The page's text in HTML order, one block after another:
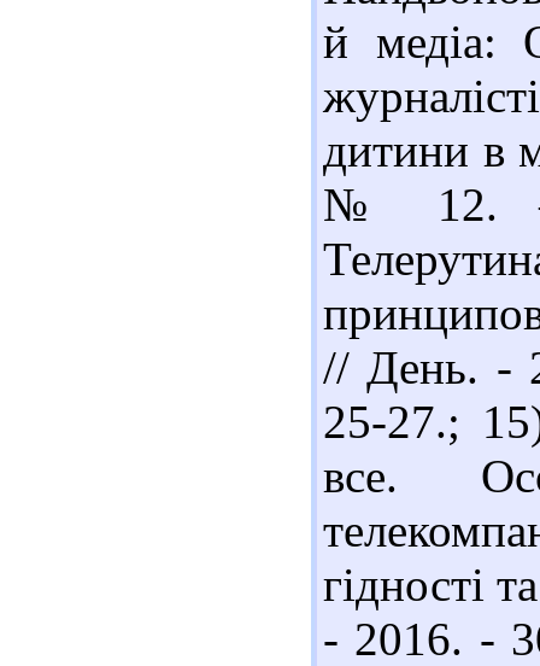
й медіа:
дитини в
№ 12. –
// День. -
25-27.;
все.
гідності
- 2016. -